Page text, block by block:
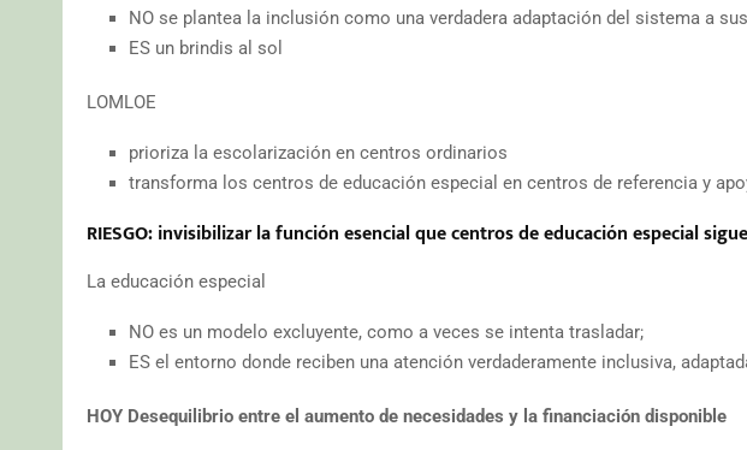
NO se plantea la inclusión como una verdadera adaptación del sistema a
ES un brindis al sol
LOMLOE
prioriza la escolarización en centros ordinarios
transforma los centros de educación especial en centros de referencia y
RIESGO: invisibilizar la función esencial que centros de educación especial
La educación especial
NO es un modelo excluyente, como a veces se intenta trasladar;
ES el entorno donde reciben una atención verdaderamente inclusiva,
HOY Desequilibrio entre el aumento de necesidades y la financiación disponible